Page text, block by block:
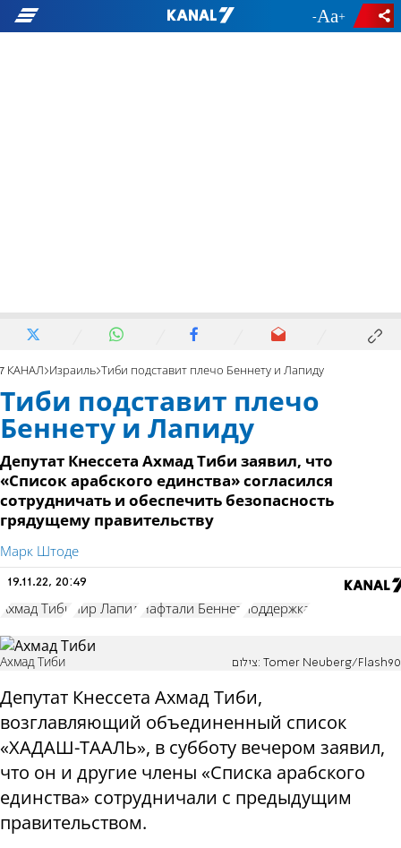
- +
7 КАНАЛ Израиль Тиби подставит плечо Беннету и Лапиду
Тиби подставит плечо
Беннету и Лапиду
Депутат Кнессета Ахмад Тиби заявил, что
«Список арабского единства» согласился
сотрудничать и обеспечить безопасность
грядущему правительству
Марк Штоде
19.11.22, 20:49
Ахмад Тиби Яир Лапид Нафтали Беннет поддержка
Ахмад Тиби צילום: Tomer Neuberg/Flash90
Депутат Кнессета Ахмад Тиби,
возглавляющий объединенный список
«ХАДАШ-ТААЛЬ», в субботу вечером заявил,
что он и другие члены «Списка арабского
единства» сотрудничали с предыдущим
правительством.